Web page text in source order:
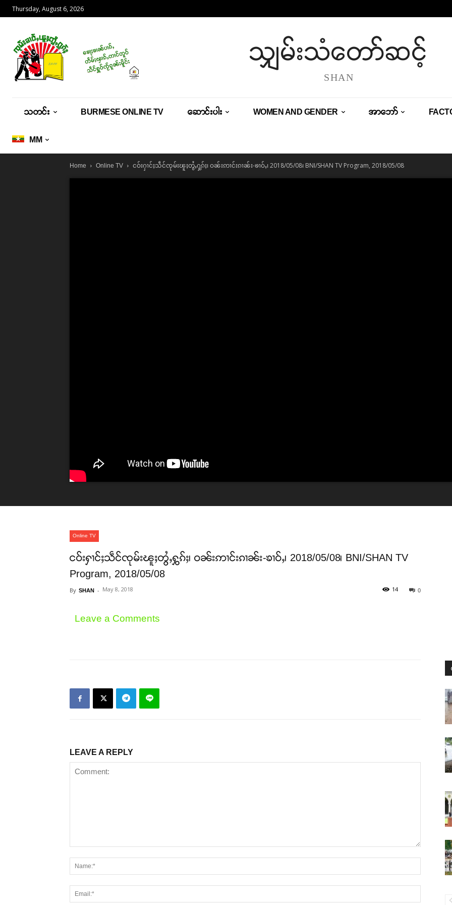
a future where every story is heard, every voice counts, and justice
Thursday, August 6, 2026
သျှမ်းသံတော်ဆင့်
SHAN
သတင်း BURMESE ONLINE TV ဆောင်းပါး WOMEN AND GENDER အာဘော်
MM
Home Online TV ငဝ်းႁၢင်ႈသဵင်ၸုမ်းၽူႈတွႆႇႁွၵ်ႈ၊ ဝၼ်းဢၢင်းၵၢၼ်း-ၶၢဝ်ႇ၊ 2018/05/08၊ BNI/SHAN TV Program, 2018/05/08
Online TV
ငဝ်းႁၢင်ႈသဵင်ၸုမ်းၽူႈတွႆႇႁွၵ်ႈ၊ ဝၼ်းဢၢင်းၵၢၼ်း-ၶၢဝ်ႇ၊ 2018/05/08၊ BNI/SHAN TV
Program, 2018/05/08
By SHAN - May 8, 2018 0
14
Leave a Comments
LEAVE A REPLY